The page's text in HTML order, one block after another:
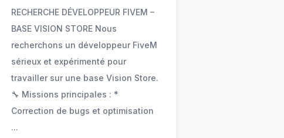
RECHERCHE DÉVELOPPEUR FIVEM –
BASE VISION STORE Nous
recherchons un développeur FiveM
sérieux et expérimenté pour
travailler sur une base Vision Store.
🔧 Missions principales : *
Correction de bugs et optimisation
...